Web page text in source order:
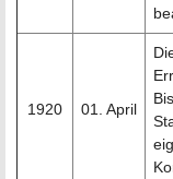
1920 01. April